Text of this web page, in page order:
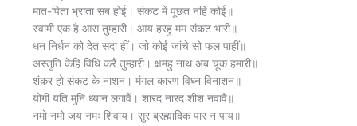
मात-पिता भ्राता सब होई। संकट में पूछत नहिं कोई॥
स्वामी एक है आस तुम्हारी। आय हरहु मम संकट भारी॥
धन निर्धन को देत सदा हीं। जो कोई जांचे सो फल पाहीं॥
अस्तुति केहि विधि करैं तुम्हारी। क्षमहु नाथ अब चूक हमारी॥
शंकर हो संकट के नाशन। मंगल कारण विघ्न विनाशन॥
योगी यति मुनि ध्यान लगावैं। शारद नारद शीश नवावैं॥
नमो नमो जय नमः शिवाय। सुर ब्रह्मादिक पार न पाय॥